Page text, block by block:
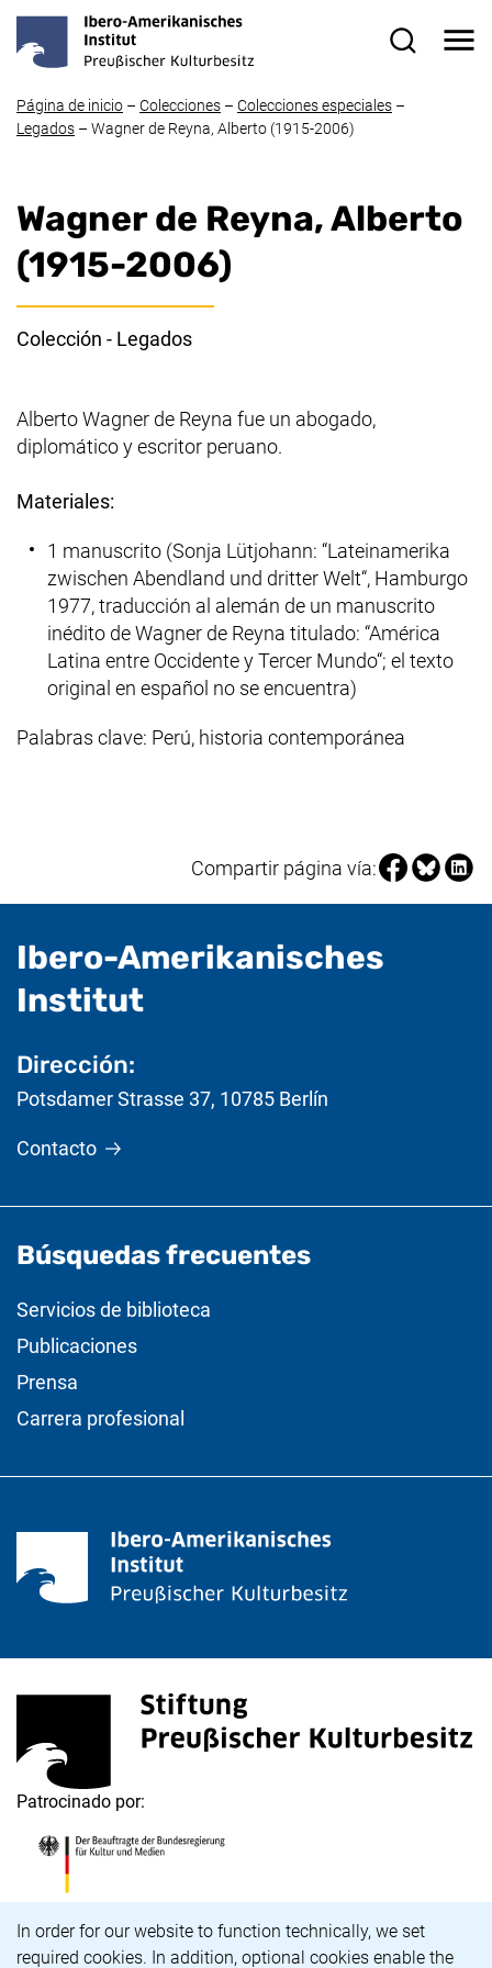
In order for our website to function technically, we set
required cookies. In addition, optional cookies enable the
Página de inicio – Colecciones – Colecciones especiales –
Legados – Wagner de Reyna, Alberto (1915-2006)
Wagner de Reyna, Alberto
(1915-2006)
Colección - Legados
Alberto Wagner de Reyna fue un abogado,
diplomático y escritor peruano.
Materiales:
1 manuscrito (Sonja Lütjohann: “Lateinamerika
zwischen Abendland und dritter Welt“, Hamburgo
1977, traducción al alemán de un manuscrito
inédito de Wagner de Reyna titulado: “América
Latina entre Occidente y Tercer Mundo“; el texto
original en español no se encuentra)
Palabras clave: Perú, historia contemporánea
Compartir página vía:Compartir
Ibero-Amerikanisches
Institut- Información útil
Dirección:
Potsdamer Strasse 37, 10785 Berlín
Contacto
Búsquedas frecuentes
Servicios de biblioteca
Publicaciones
Prensa
Carrera profesional
<span lang="de">Stiftung Preußischer Kulturbesitz</
(enlace externo, abre una nueva ventana)
Patrocinado por:
Carrera profesional